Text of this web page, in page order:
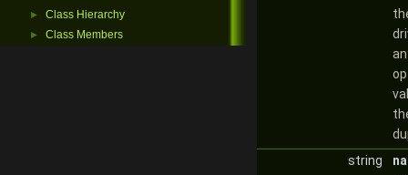
► Class Hierarchy
► Class Members
string